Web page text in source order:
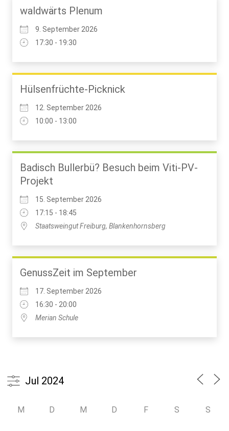
waldwärts Plenum
9. September 2026
17:30 - 19:30
Hülsenfrüchte-Picknick
12. September 2026
10:00 - 13:00
Badisch Bullerbü? Besuch beim Viti-PV-
Projekt
15. September 2026
17:15 - 18:45
Staatsweingut Freiburg, Blankenhornsberg
GenussZeit im September
17. September 2026
16:30 - 20:00
Merian Schule
M D M D F S S